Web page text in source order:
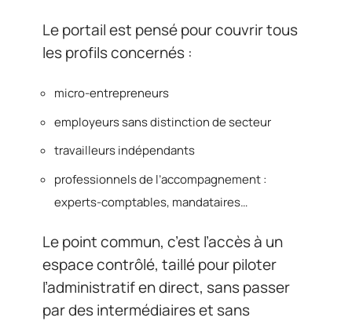
Le portail est pensé pour couvrir tous
les profils concernés :
micro-entrepreneurs
employeurs sans distinction de secteur
travailleurs indépendants
professionnels de l’accompagnement :
experts-comptables, mandataires…
Le point commun, c’est l’accès à un
espace contrôlé, taillé pour piloter
l’administratif en direct, sans passer
par des intermédiaires et sans